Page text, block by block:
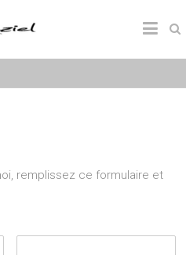
remplissez ce formulaire et